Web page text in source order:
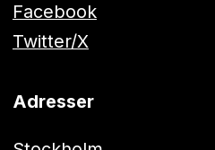
Facebook
Twitter/X
Adresser